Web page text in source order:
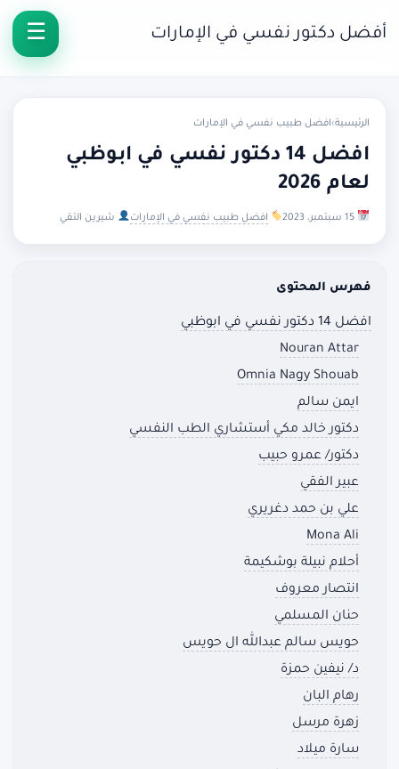
أفضل دكتور نفسي في الإمارات
الرئيسية›افضل طبيب نفسي في الإمارات
افضل 14 دكتور نفسي في ابوظبي
لعام 2026
افضل طبيب نفسي في الإمارات شيرين التقي
فهرس المحتوى
افضل 14 دكتور نفسي في ابوظبي
Nouran Attar
Omnia Nagy Shouab
ايمن سالم
دكتور خالد مكي أستشاري الطب النفسي
دكتور/ عمرو حبيب
عبير الفقي
علي بن حمد دغريري
Mona Ali
أحلام نبيلة بوشكيمة
انتصار معروف
حنان المسلمي
حويس سالم عبدالله ال حويس
د/ نيفين حمزة
رهام البان
زهرة مرسل
سارة ميلاد